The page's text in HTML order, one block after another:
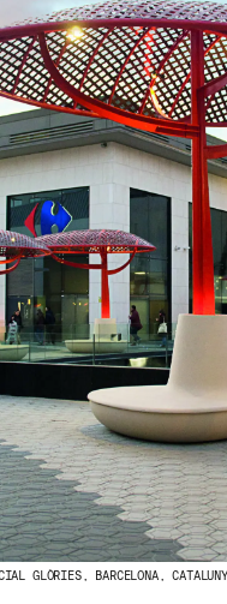
GLÒRIES, BARCELONA,